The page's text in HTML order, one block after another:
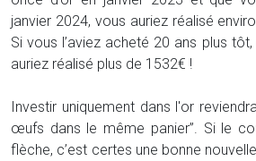
janvier 2024, vous auriez réalisé
Si vous l’aviez acheté 20 ans plus
auriez réalisé plus de 1532€ !
Investir uniquement dans l'or
œufs dans le même panier”. Si le
flèche, c’est certes une bonne